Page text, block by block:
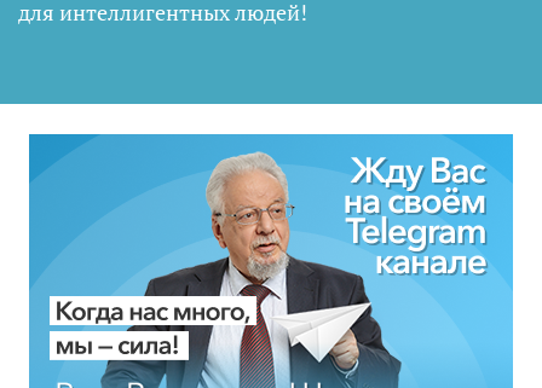
для интеллигентных людей!